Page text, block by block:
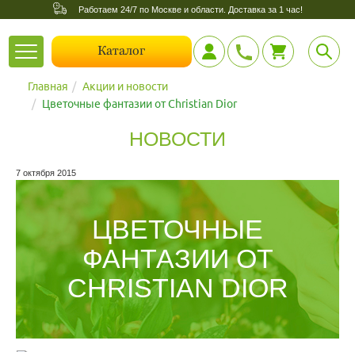
Работаем 24/7 по Москве и области. Доставка за 1 час!
Toggle
navigation
Каталог
Главная
Акции и новости
Цветочные фантазии от Christian Dior
НОВОСТИ
7 октября 2015
ЦВЕТОЧНЫЕ
ФАНТАЗИИ ОТ
CHRISTIAN DIOR